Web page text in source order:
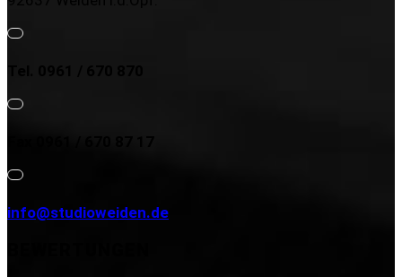
info@studioweiden.de